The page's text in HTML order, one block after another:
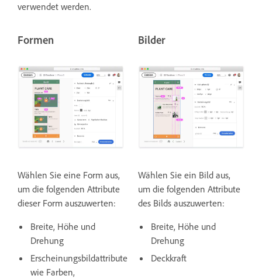
verwendet werden.
Formen
Wählen Sie eine Form aus,
um die folgenden Attribute
dieser Form auszuwerten:
Breite, Höhe und
Drehung
Erscheinungsbildattribute
wie Farben,
Bilder
Wählen Sie ein Bild aus,
um die folgenden Attribute
des Bilds auszuwerten:
Breite, Höhe und
Drehung
Deckkraft